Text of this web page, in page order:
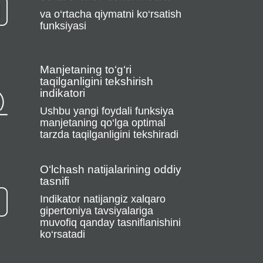
va o‘rtacha qiymatni ko‘rsatish
funksiyasi
Manjetaning to‘g‘ri
taqilganligini tekshirish
indikatori
Ushbu yangi foydali funksiya
manjetaning qo‘lga optimal
tarzda taqilganligini tekshiradi
O‘lchash natijalarining oddiy
tasnifi
Indikator natijangiz xalqaro
gipertoniya tavsiyalariga
muvofiq qanday tasniflanishini
ko‘rsatadi